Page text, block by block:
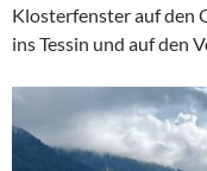
Klosterfenster auf den
ins Tessin und auf den